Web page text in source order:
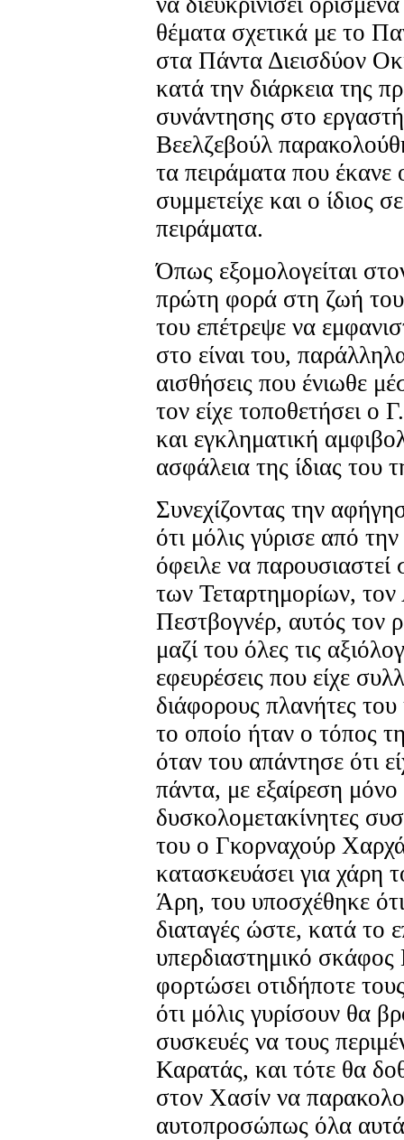
θέματα σχετικά με το
στα Πάντα Διεισδύον
κατά την διάρκεια της
συνάντησης στο
Βεελζεβούλ
τα πειράματα που
συμμετείχε και ο ίδιος
πειράματα.
Όπως εξομολογείται
πρώτη φορά στη ζωή
του επέτρεψε να
στο είναι του,
αισθήσεις που ένιωθε
τον είχε τοποθετήσει ο
και εγκληματική
ασφάλεια της ίδιας του
Συνεχίζοντας την
ότι μόλις γύρισε από
όφειλε να
των Τεταρτημορίων, τον
Πεστβογνέρ, αυτός τον
μαζί του όλες τις
εφευρέσεις που είχε
διάφορους πλανήτες
το οποίο ήταν ο τόπος
όταν του απάντησε ότι
πάντα, με εξαίρεση μόνο
δυσκολομετακίνητες
του ο Γκορναχούρ
κατασκευάσει για χάρη
Άρη, του υποσχέθηκε
διαταγές ώστε, κατά το
υπερδιαστημικό
φορτώσει οτιδήποτε
ότι μόλις γυρίσουν θα
συσκευές να τους
Καρατάς, και τότε θα
στον Χασίν να
αυτοπροσώπως όλα